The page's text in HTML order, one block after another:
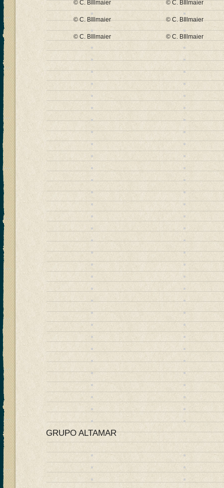
© C. BIllmaier © C. BIllmaier
© C. BIllmaier © C. BIllmaier
© C. BIllmaier © C. BIllmaier
GRUPO ALTAMAR